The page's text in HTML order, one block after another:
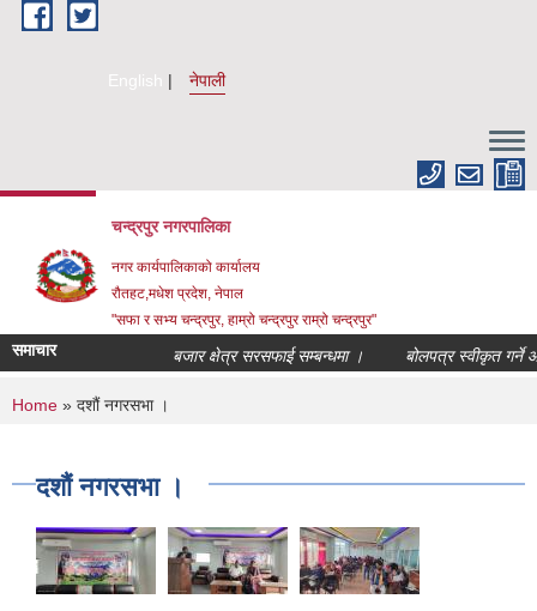
Skip to main content
English नेपाली
चन्द्रपुर नगरपालिका
नगर कार्यपालिकाको कार्यालय
रौतहट,मधेश प्रदेश, नेपाल
"सफा र सभ्य चन्द्रपुर, हाम्रो चन्द्रपुर राम्रो चन्द्रपुर"
समाचार बजार क्षेत्र सरसफाई सम्बन्धमा । बोलपत्र स्वीकृत गर्ने
You are here
Home » दशौं नगरसभा ।
दशौं नगरसभा ।